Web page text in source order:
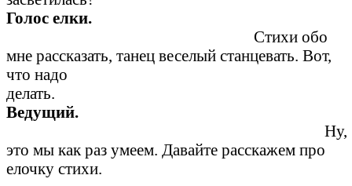
Голос елки.
Стихи обо
мне рассказать, танец веселый станцевать. Вот,
что надо
Ведущий.
Ну,
это мы как раз умеем. Давайте расскажем про
елочку стихи.